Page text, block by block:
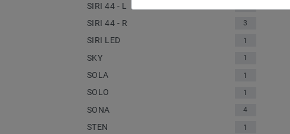
SIRI 44 - L
SIRI 44 - R 3
SIRI LED 1
SKY 1
SOLA 1
SOLO 1
SONA 4
STEN 1